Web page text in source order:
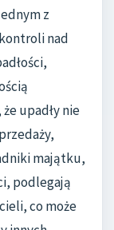
z
nad
upadły nie
majątku,
podlegają
co może